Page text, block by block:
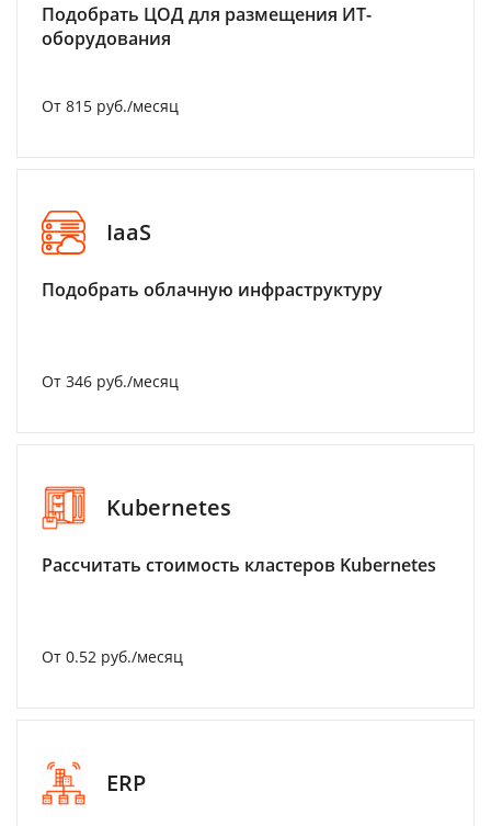
Подобрать ЦОД для размещения ИТ-
оборудования
От 815 руб./месяц
IaaS
Подобрать облачную инфраструктуру
От 346 руб./месяц
Kubernetes
Рассчитать стоимость кластеров Kubernetes
От 0.52 руб./месяц
ERP